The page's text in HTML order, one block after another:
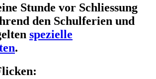
Stunde vor Schliessung
den Schulferien und
spezielle
.